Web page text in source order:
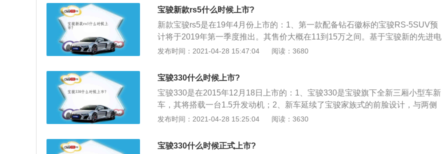
旋钮式换挡机构。此外，新车将搭载前后盘刹制动系统、博世9.0版ABSEBD、
胎压检测系统、外后视镜带电加热、倒车雷达倒车影像、ISOFIX儿童座椅固定装
置等系列安全配置；3、动力方面，宝骏310W或只提供1.5L车型，最大功率为82
kW，峰值扭矩为147Nm。传动方面，新车或将搭载一台与爱信合作研发的iAMT
变速箱。
宝骏新款rs5什么时候上市?
新款宝骏rs5是在19年4月份上市的：1、第一款配备钻石徽标的宝骏RS-5SUV预
计将于2019年第一季度推出。其售价大概在11到15万之间。基于宝骏新的先进电
子架构，RS-5配备了行业领先的Level-2驾驶员辅助系统和智能连接系统；2、动
1PS提供动力，并配有具有7种加速度的自动变速箱。宝骏在中国市场的销量很
大；3、新款SUV的出现可以将份额扩大到更高的市场并进一步加强。当然，如
果这款车是在印尼出售也会有很高的份额；4、总的来说如果不介意宝骏rs5与奥
迪RS5有山寨嫌疑的话，还是可以购买的。
发布时间：2021-04-28 15:47:04 阅读：3680
宝骏330什么时候上市?
宝骏330是在2015年12月18日上市的：1、宝骏330是宝骏旗下全新三厢小型车新
车，其将搭载一台1.5升发动机；2、新车延续了宝骏家族式的前脸设计，与两侧
大灯相连的盾形进气口中央镶嵌有品牌车标，而保险杠下方设计则很有层次感；
可见该车配备有倒车雷达；4、另外，新车还将提供多种轮圈样式可选。车身尺
发布时间：2021-04-28 15:25:04 阅读：3630
宝骏330什么时候正式上市?